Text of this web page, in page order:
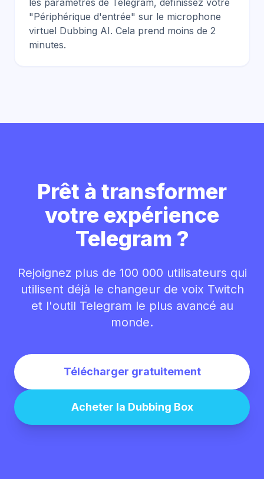
les paramètres de Telegram, définissez votre
"Périphérique d'entrée" sur le microphone
virtuel Dubbing AI. Cela prend moins de 2
minutes.
Prêt à transformer
votre expérience
Telegram ?
Rejoignez plus de 100 000 utilisateurs qui
utilisent déjà le changeur de voix Twitch
et l'outil Telegram le plus avancé au
monde.
Télécharger gratuitement
Acheter la Dubbing Box